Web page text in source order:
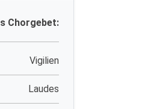
Chorgebet:
Vigilien
Laudes